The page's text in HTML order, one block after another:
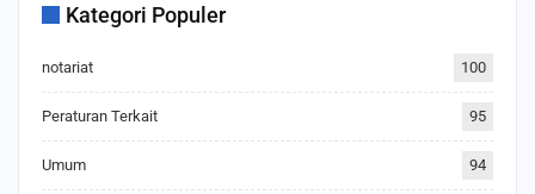
Kategori Populer
notariat 100
Peraturan Terkait 95
Umum 94